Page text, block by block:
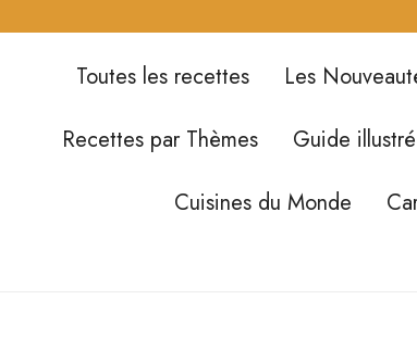
Toutes les recettes Les
Recettes par Thèmes
Guide
Cuisines du Monde